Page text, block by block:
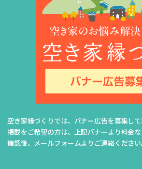
空き家縁づくりでは、バナー広告を募集して
掲載をご希望の方は、上記バナーより料金
確認後、メールフォームよりご連絡ください